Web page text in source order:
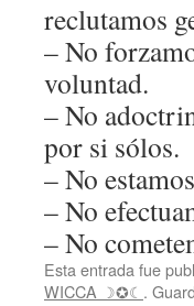
reclutamos
– No
voluntad.
– No
por si sólos.
– No
– No
– No
Esta entrada fue
WICCA ☽✪☾ .